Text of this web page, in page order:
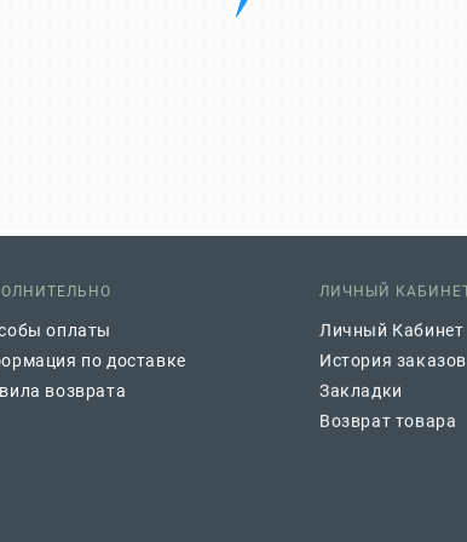
оплаты
по доставке
возврата
ЛИЧНЫЙ
Личный Кабинет
История заказов
Закладки
Возврат товара